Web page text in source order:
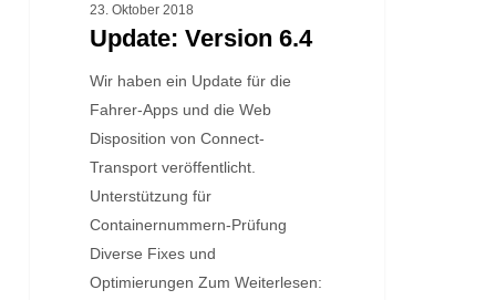
23. Oktober 2018
Update: Version 6.4
Wir haben ein Update für die
Fahrer-Apps und die Web
Disposition von Connect-
Transport veröffentlicht.
Unterstützung für
Containernummern-Prüfung
Diverse Fixes und
Optimierungen Zum Weiterlesen: